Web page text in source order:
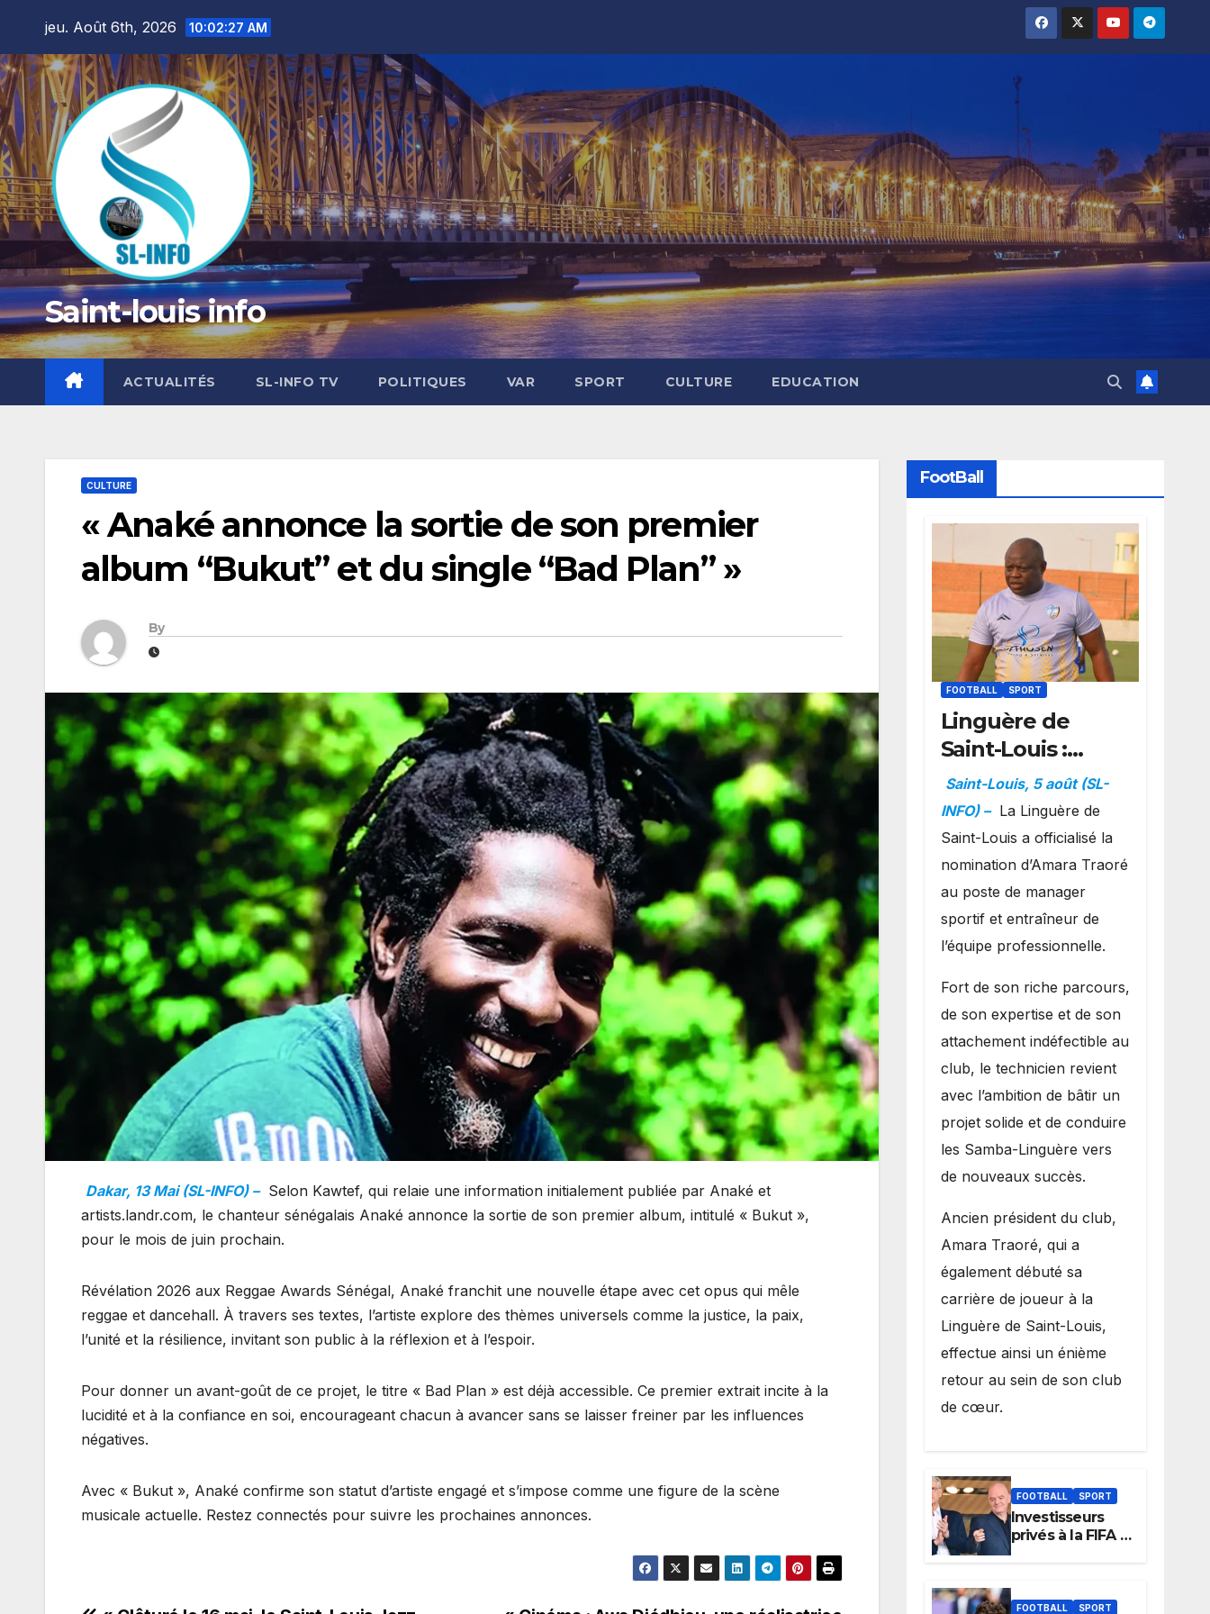
content
jeu. Août 6th, 2026 10:02:28 AM
Saint-louis info
ACTUALITÉS SL-INFO TV POLITIQUES VAR SPORT CULTURE EDUCATION
CULTURE
« Anaké annonce la sortie de son premier
album “Bukut” et du single “Bad Plan” »
By
Dakar, 13 Mai (SL-INFO) – Selon Kawtef, qui relaie une information initialement publiée par Anaké et
artists.landr.com, le chanteur sénégalais Anaké annonce la sortie de son premier album, intitulé « Bukut »,
pour le mois de juin prochain.
Révélation 2026 aux Reggae Awards Sénégal, Anaké franchit une nouvelle étape avec cet opus qui mêle
reggae et dancehall. À travers ses textes, l’artiste explore des thèmes universels comme la justice, la paix,
l’unité et la résilience, invitant son public à la réflexion et à l’espoir.
Pour donner un avant-goût de ce projet, le titre « Bad Plan » est déjà accessible. Ce premier extrait incite à la
lucidité et à la confiance en soi, encourageant chacun à avancer sans se laisser freiner par les influences
négatives.
Avec « Bukut », Anaké confirme son statut d’artiste engagé et s’impose comme une figure de la scène
musicale actuelle. Restez connectés pour suivre les prochaines annonces.
FootBall
FOOTBALL SPORT
Linguère de
Saint-Louis :
Amara Traoré
nommé
manager sportif
et entraîneur de
l’équipe
Saint-Louis, 5 août (SL-
INFO) – La Linguère de
Saint-Louis a officialisé la
nomination d’Amara Traoré
au poste de manager
sportif et entraîneur de
l’équipe professionnelle.
Fort de son riche parcours,
de son expertise et de son
attachement indéfectible au
club, le technicien revient
avec l’ambition de bâtir un
projet solide et de conduire
les Samba-Linguère vers
de nouveaux succès.
Ancien président du club,
Amara Traoré, qui a
également débuté sa
carrière de joueur à la
Linguère de Saint-Louis,
effectue ainsi un énième
retour au sein de son club
de cœur.
FOOTBALL SPORT
Investisseurs
privés à la FIFA :
Arsène Wenger,
cabinet
d’Infantino, brise
FOOTBALL SPORT